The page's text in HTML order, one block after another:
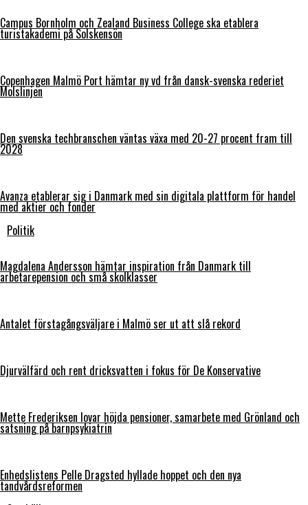
Campus Bornholm och Zealand Business College ska etablera
turistakademi på Solskensön
Copenhagen Malmö Port hämtar ny vd från dansk-svenska rederiet
Molslinjen
Den svenska techbranschen väntas växa med 20-27 procent fram till
2028
Avanza etablerar sig i Danmark med sin digitala plattform för handel
med aktier och fonder
Politik
Magdalena Andersson hämtar inspiration från Danmark till
arbetarepension och små skolklasser
Antalet förstagångsväljare i Malmö ser ut att slå rekord
Djurvälfärd och rent dricksvatten i fokus för De Konservative
Mette Frederiksen lovar höjda pensioner, samarbete med Grönland och
satsning på barnpsykiatrin
Enhedslistens Pelle Dragsted hyllade hoppet och den nya
tandvårdsreformen